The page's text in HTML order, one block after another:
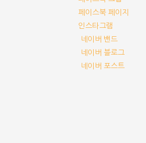
페이스북 페이지
인스타그램
네이버 밴드
네이버 블로그
네이버 포스트